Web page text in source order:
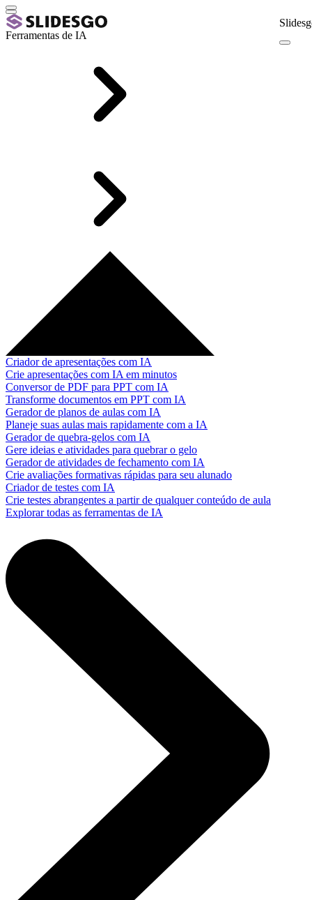
Ferramentas de IA
Criador de apresentações com IA
Crie apresentações com IA em minutos
Conversor de PDF para PPT com IA
Transforme documentos em PPT com IA
Gerador de planos de aulas com IA
Planeje suas aulas mais rapidamente com a IA
Gerador de quebra-gelos com IA
Gere ideias e atividades para quebrar o gelo
Gerador de atividades de fechamento com IA
Crie avaliações formativas rápidas para seu alunado
Criador de testes com IA
Crie testes abrangentes a partir de qualquer conteúdo de aula
Explorar todas as ferramentas de IA